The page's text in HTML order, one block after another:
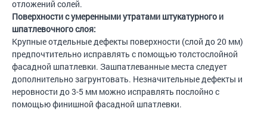
отложений солей.
Поверхности с умеренными утратами штукатурного и
шпатлевочного слоя:
Крупные отдельные дефекты поверхности (слой до 20 мм)
предпочтительно исправлять с помощью толстослойной
фасадной шпатлевки. Зашпатлеванные места следует
дополнительно загрунтовать. Незначительные дефекты и
неровности до 3-5 мм можно исправлять послойно с
помощью финишной фасадной шпатлевки.